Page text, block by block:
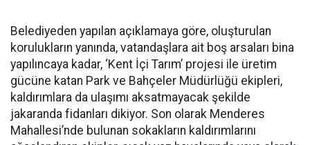
Belediyeden yapılan açıklamaya göre, oluşturulan
korulukların yanında, vatandaşlara ait boş arsaları bina
yapılıncaya kadar, ‘Kent İçi Tarım’ projesi ile üretim
gücüne katan Park ve Bahçeler Müdürlüğü ekipleri,
kaldırımlara da ulaşımı aksatmayacak şekilde
jakaranda fidanları dikiyor. Son olarak Menderes
Mahallesi’nde bulunan sokakların kaldırımlarını